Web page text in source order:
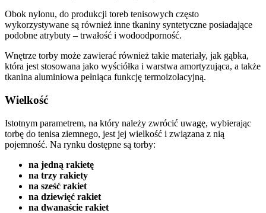
Obok nylonu, do produkcji toreb tenisowych często
wykorzystywane są również inne tkaniny syntetyczne posiadające
podobne atrybuty – trwałość i wodoodporność.
Wnętrze torby może zawierać również takie materiały, jak gąbka,
która jest stosowana jako wyściółka i warstwa amortyzująca, a także
tkanina aluminiowa pełniąca funkcję termoizolacyjną.
Wielkość
Istotnym parametrem, na który należy zwrócić uwagę, wybierając
torbę do tenisa ziemnego, jest jej wielkość i związana z nią
pojemność. Na rynku dostępne są torby:
na jedną rakietę
na trzy rakiety
na sześć rakiet
na dziewięć rakiet
na dwanaście rakiet